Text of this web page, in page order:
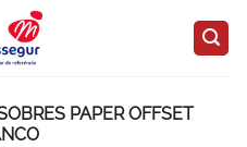
PAPER OFFSET